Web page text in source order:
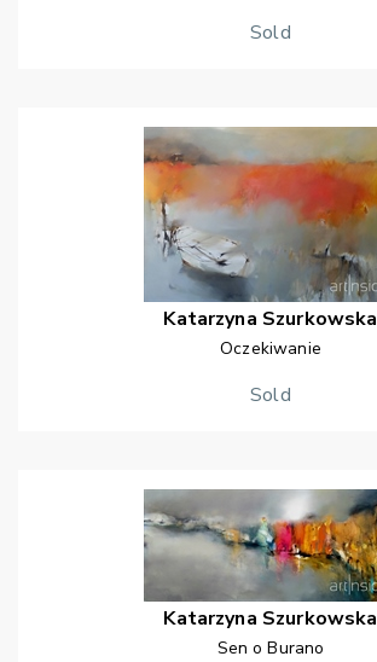
Sold
Katarzyna Szurkowska
Oczekiwanie
Sold
Katarzyna Szurkowska
Sen o Burano